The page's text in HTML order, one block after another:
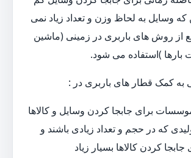
وسایل به لحاظ وزن و تعداد زیاد نمی
از روش های باربری در زمینی (ماشین
بارها )استفاده می شود.
برای جابجا کردن وسایل و کالاها
که در حجم و تعداد زیادی باشند و
کردن کالاها بسیار زیاد